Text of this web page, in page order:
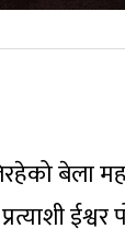
बेला